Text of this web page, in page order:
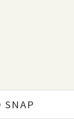
SNAP